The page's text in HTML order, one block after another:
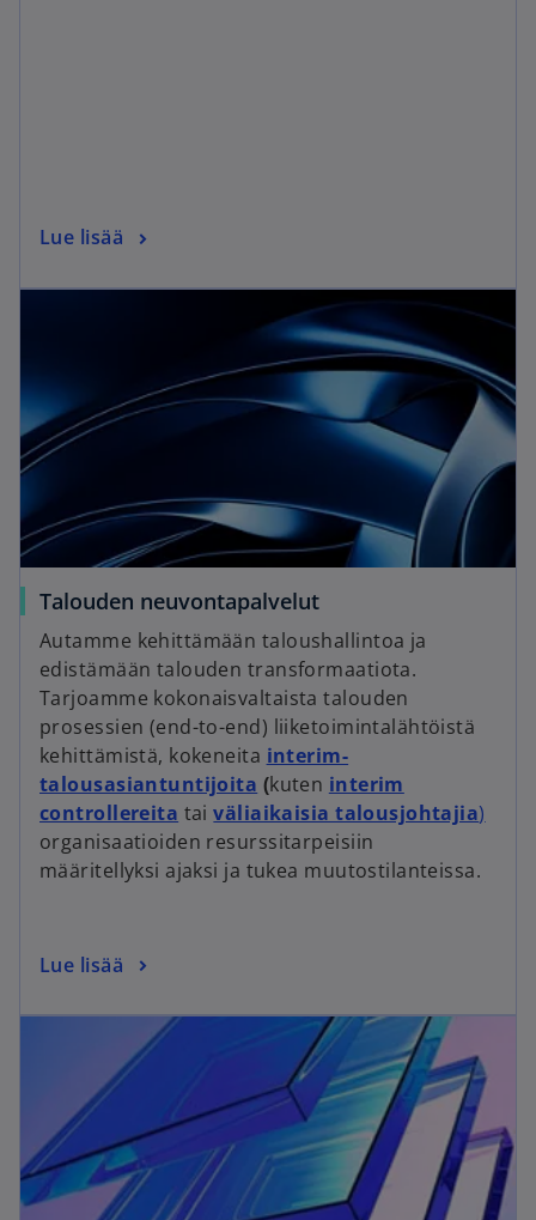
Lue lisää
Talouden neuvontapalvelut
Autamme kehittämään taloushallintoa ja
edistämään talouden transformaatiota.
Tarjoamme kokonaisvaltaista talouden
prosessien (end-to-end) liiketoimintalähtöistä
kehittämistä, kokeneita interim-
talousasiantuntijoita (kuten interim
controllereita taiväliaikaisia talousjohtajia)
organisaatioiden resurssitarpeisiin
määritellyksi ajaksi ja tukea muutostilanteissa.
Lue lisää